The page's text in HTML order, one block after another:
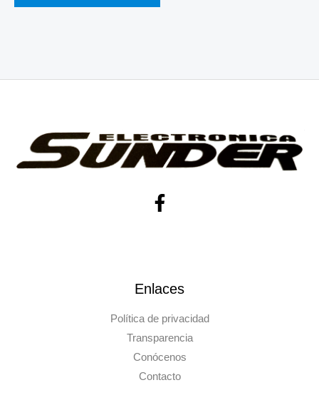
Enlaces
Política de privacidad
Transparencia
Conócenos
Contacto